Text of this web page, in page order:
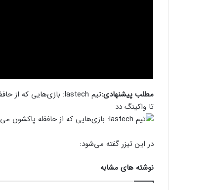
مطلب پیشنهادی:تیم lastech: بازی‌هایی که از حافظه پاکشون می‌کنیم تا دوباره تجربه‌شون کنیم
تا واکینگ دد
در این تیزر گفته می‌شود:
نوشته های مشابه